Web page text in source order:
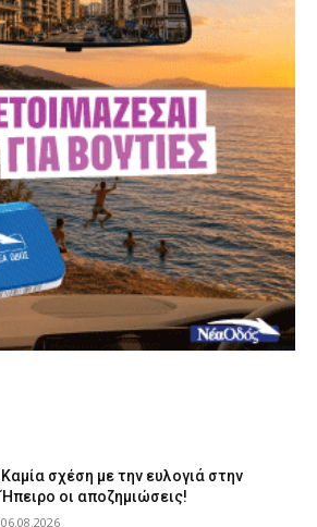
Καμία σχέση με την ευλογιά στην
Ήπειρο οι αποζημιώσεις!
06.08.2026